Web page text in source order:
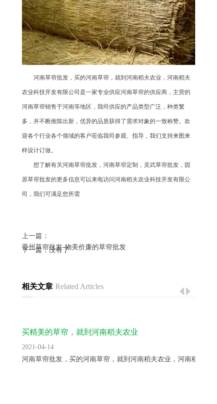
河南草帘批发，买的河南草帘，就到河南稻夫农业，河南稻夫
农业科技开发有限公司是一家专业供应河南草帘的供应商，主营的
河南草帘销售于河南等地区，我司供应的产品类型广泛，种类繁
多，并不断推陈出新，优异的品质获得了需求对象的一致称赞。欢
迎各个行业各个领域的客户莅临我司参观、指导，我们支持来图来
样设计订做。
想了解有关河南草帘批发，河南草帘定制，灵武草帘批发，固
原草帘批发的更多信息可以来电访问河南稻夫农业科技开发有限公
司，我们可满足您所需
上一篇：
晋州草帘批发-物美价廉的草帘批发
下一篇：没有了
相关文章 Related Articles
买精美的草帘，就到河南稻夫农业
2021-04-14
河南草帘批发，买的河南草帘，就到河南稻夫农业，河南稻夫农...